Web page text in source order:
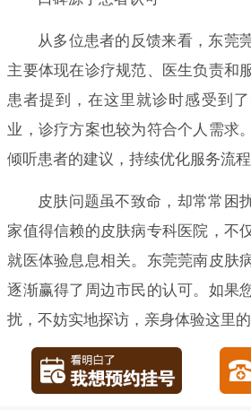
从多位患者的反馈来看，东莞
主要体现在诊疗规范、医生负责和
患者提到，在这里就诊时感受到
业，诊疗方案也较为符合个人需求
倾听患者的建议，持续优化服务流程
皮肤问题虽不致命，却常常困
家值得信赖的皮肤病专科医院，不
就医体验息息相关。东莞莞南皮肤
逐渐赢得了周边市民的认可。如果
扰，不妨实地探访，亲身体验这里的